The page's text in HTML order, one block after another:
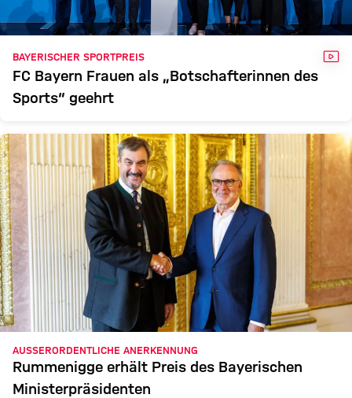
BAYERISCHER SPORTPREIS
FC Bayern Frauen als „Botschafterinnen des
Sports“ geehrt
AUSSERORDENTLICHE ANERKENNUNG
Rummenigge erhält Preis des Bayerischen
Ministerpräsidenten